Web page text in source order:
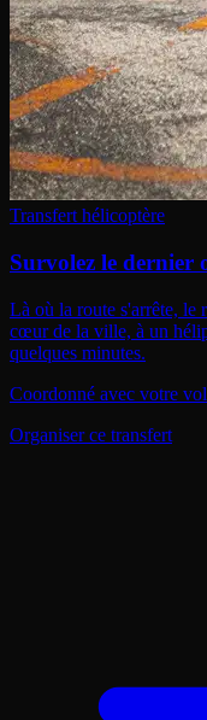
Transfert hélicoptère
Survolez le dernier
Là où la route s'arrête, le
cœur de la ville, à un
quelques minutes.
Coordonné avec votre
Organiser ce transfert